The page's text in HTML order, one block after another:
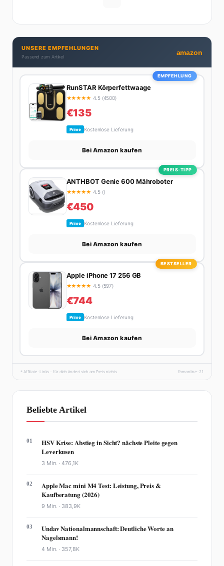
dran. Wenn Maik nicht gerade den heißesten Tratsch
aus der Promi-Welt aufspürt oder die besten
Lifestyle-Empfehlungen zusammenstellt, findet man
ihn beim Wandern in den Schweizer Alpen, am Grill
mit Freunden oder auf der Suche nach dem
perfekten Espresso. Sein Motto: Lieber einmal richtig
UNSERE EMPFEHLUNGEN
Passend zum Artikel
amazon
EMPFEHLUNG
RunSTAR Körperfettwaage
★★★★★ 4.5 (4500)
€135
Prime Kostenlose Lieferung
Bei Amazon kaufen
PREIS-TIPP
ANTHBOT Genie 600 Mähroboter
★★★★★ 4.5 ()
€450
Prime Kostenlose Lieferung
Bei Amazon kaufen
BESTSELLER
Apple iPhone 17 256 GB
★★★★★ 4.5 (597)
€744
Prime Kostenlose Lieferung
Bei Amazon kaufen
* Affiliate-Links – für dich ändert sich am Preis nichts. fhmonline-21
Beliebte Artikel
01
HSV Krise: Abstieg in Sicht? nächste Pleite gegen
Leverkusen
3 Min. ·476,1K
02
Apple Mac mini M4 Test: Leistung, Preis &
Kaufberatung (2026)
9 Min. · 383,9K
03
Undav Nationalmannschaft: Deutliche Worte an
Nagelsmann!
4 Min. · 357,8K